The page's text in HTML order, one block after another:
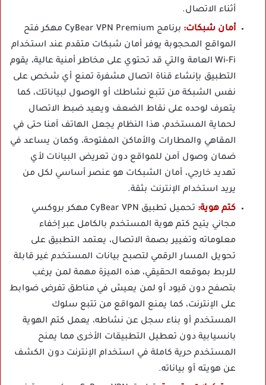
أثناء الاتصال.
أمان شبكات:
برنامج CyBear VPN Premium مهكر فتح
المواقع المحجوبة يوفر أمان شبكات متقدم عند استخدام
Wi-Fi العامة والتي قد تحتوي على مخاطر أمنية عالية، يقوم
التطبيق بإنشاء قناة اتصال مشفرة تمنع أي شخص على
نفس الشبكة من تتبع نشاطك أو الوصول لبياناتك، كما
يتعرف لوحده على نقاط الضعف ويعيد ضبط الاتصال
لحماية المستخدم، هذا النظام يجعل الهاتف آمنا حتى في
المقاهي والمطارات والأماكن المفتوحة، وكمان يساعد في
ضمان وصول آمن للمواقع دون تعريض البيانات لأي
تهديد خارجي، أمان الشبكات هو عنصر أساسي لكل من
يريد استخدام الإنترنت بثقة.
كتم هوية:
تحميل تطبيق CyBear VPN مهكر بروكسي
مجاني يتيح كتم هوية المستخدم بالكامل عبر إخفاء
معلوماته وتغيير بصمة الاتصال، يعتمد التطبيق على
تحويل المسار الرقمي لتصبح بيانات المستخدم غير قابلة
للربط بموقعه الحقيقي، هذه الميزة مهمة لمن يرغب
بتصفح دون قيود أو لمن يعيش في مناطق تفرض ضوابط
على الإنترنت، كما يمنع المواقع من تتبع سلوك
المستخدم أو بناء سجل عن نشاطه، يعمل كتم الهوية
بانسيابية دون تعطيل التطبيقات الأخرى مما يمنح
المستخدم حرية كاملة في استخدام الإنترنت دون الكشف
عن هويته أو بياناته.